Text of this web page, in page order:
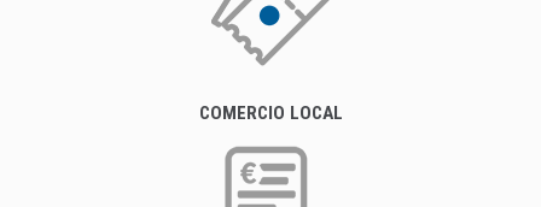
COMERCIO LOCAL